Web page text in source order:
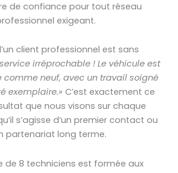
de confiance pour tout réseau
exigeant.
client professionnel est sans
irréprochable ! Le véhicule est
comme neuf, avec un travail soigné
exemplaire.» C’est exactement ce
que nous visons sur chaque
s’agisse d’un premier contact ou
partenariat long terme.
de 8 techniciens est formée aux